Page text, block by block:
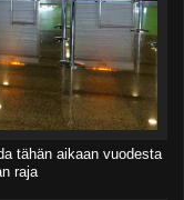
tähän aikaan vuodesta
raja